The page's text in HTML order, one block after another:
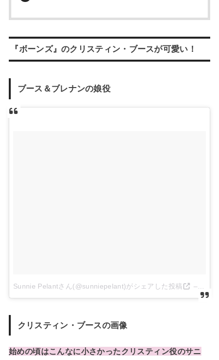
『ボーンズ』のクリスティン・ブースが可愛い！
ブース＆ブレナンの娘役
Sunnie Pelantさん(@sunniepelant)がシェアした投稿 – 2017
クリスティン・ブースの画像
始めの頃はこんなに小さかったクリスティン役のサニ